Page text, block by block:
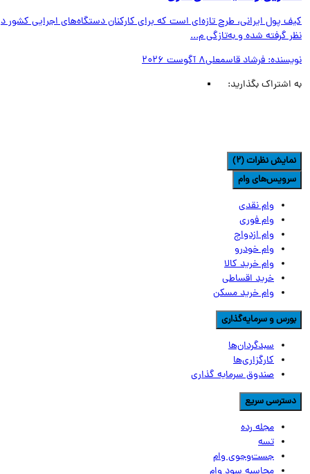
پول ایرانی، طرح تازه‌ای است که برای کارکنان دستگاه‌های اجرایی کشور در
گرفته شده و به‌تازگی م...
فرشاد قاسمعلی8 آگوست 2026
اشتراک بگذارید:
نظرات (2)
وام
وام نقدی
وام فوری
وام ازدواج
وام خودرو
وام خرید کالا
خرید اقساطی
وام خرید مسکن
و سرمایه‌گذاری
سبدگردان‌ها
کارگزاری‌ها
صندوق سرمایه گذاری
سریع
مجله رده
تسه
جست‌وجوی وام